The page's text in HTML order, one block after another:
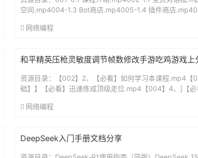
空间.mp4004-1.3 Bot商店.mp4005-1.4 插件商店
网络编程
和平精英压枪灵敏度调节帧数修改手游吃鸡游戏上
资源目录：【002】2、【必看】如何学习本课程.mp4【
础】】【必看】迅速练成顶级走位.mp4【004】4、]【必
网络编程
DeepSeek入门手册文档分享